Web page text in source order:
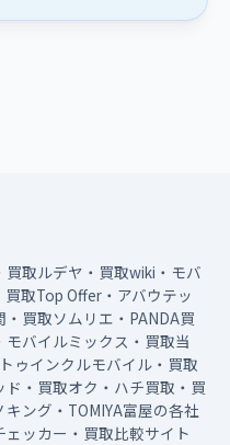
取ルデヤ・買取wiki・モバ
取Top Offer・アバウテッ
買取ソムリエ・PANDA買
バイルミックス・買取当
ゥインクルモバイル・買取
・買取オク・ハチ買取・買
ング・TOMIYA富屋の各社
ッカー・買取比較サイト